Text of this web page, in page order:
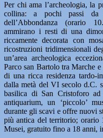
Per chi ama l’archeologia, la
collina: a pochi passi
dell’Abbondanza (orario
ammirano i resti di una
riccamente decorata con
ricostruzioni tridimensionali
un’area archeologica
Parco san Bartolo tra Marche
di una ricca residenza tardo-
dalla metà del VI secolo d.C.
basilica di San Cristoforo
antiquarium, un ‘piccolo’
durante gli scavi e offre nuovi
più antica del territorio; orario
Musei, gratuito fino a 18 anni,